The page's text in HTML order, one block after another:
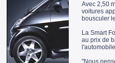
Avec 2,50
voitures
bousculer
La Smart
au prix de
"Nous